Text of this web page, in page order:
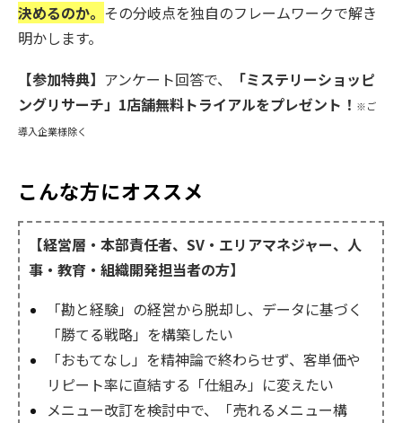
決めるのか。 その分岐点を独自のフレームワークで解き
明かします。
【参加特典】 アンケート回答で、
「ミステリーショッピ
ングリサーチ」1店舗無料トライアルをプレゼント！ ※ご
導入企業様除く
こんな方にオススメ
【経営層・本部責任者、SV・エリアマネジャー、人
事・教育・組織開発担当者の方】
「勘と経験」の経営から脱却し、データに基づく
「勝てる戦略」を構築したい
「おもてなし」を精神論で終わらせず、客単価や
リピート率に直結する「仕組み」に変えたい
メニュー改訂を検討中で、「売れるメニュー構